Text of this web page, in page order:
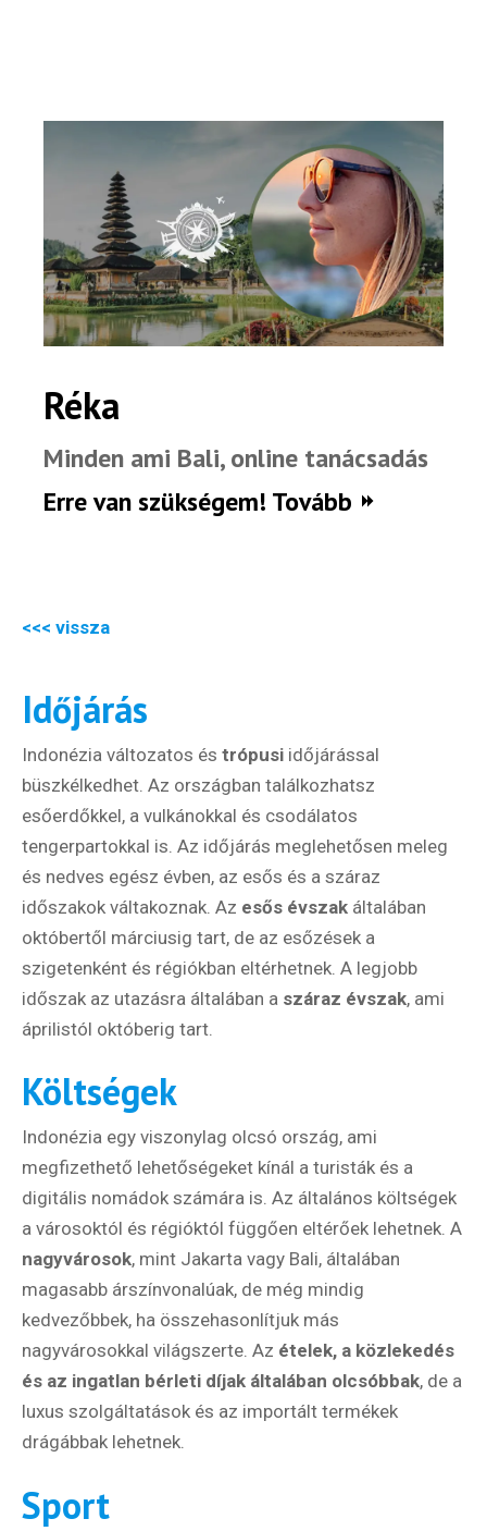
Oszd meg történeted!
Külföldi munkaajánlatok
Réka
Minden ami Bali, online tanácsadás
Erre van szükségem! Tovább
<<< vissza
Időjárás
Indonézia változatos és trópusi időjárással
büszkélkedhet. Az országban találkozhatsz
esőerdőkkel, a vulkánokkal és csodálatos
tengerpartokkal is. Az időjárás meglehetősen meleg
és nedves egész évben, az esős és a száraz
időszakok váltakoznak. Az esős évszak általában
októbertől márciusig tart, de az esőzések a
szigetenként és régiókban eltérhetnek. A legjobb
időszak az utazásra általában a száraz évszak, ami
áprilistól októberig tart.
Költségek
Indonézia egy viszonylag olcsó ország, ami
megfizethető lehetőségeket kínál a turisták és a
digitális nomádok számára is. Az általános költségek
a városoktól és régióktól függően eltérőek lehetnek. A
nagyvárosok, mint Jakarta vagy Bali, általában
magasabb árszínvonalúak, de még mindig
kedvezőbbek, ha összehasonlítjuk más
nagyvárosokkal világszerte. Az ételek, a közlekedés
és az ingatlan bérleti díjak általában olcsóbbak, de a
luxus szolgáltatások és az importált termékek
drágábbak lehetnek.
Sport